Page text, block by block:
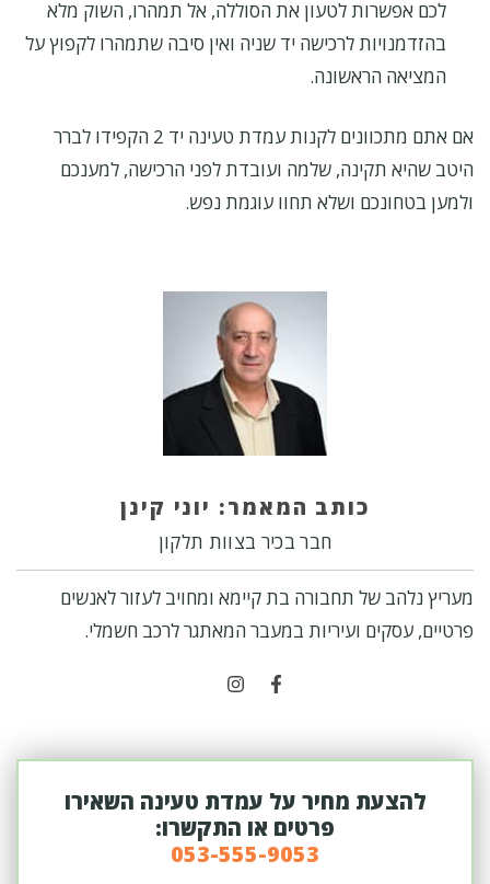
לכם אפשרות לטעון את הסוללה, אל תמהרו, השוק מלא
בהזדמנויות לרכישה יד שניה ואין סיבה שתמהרו לקפוץ על
המציאה הראשונה.
אם אתם מתכוונים לקנות עמדת טעינה יד 2 הקפידו לברר
היטב שהיא תקינה, שלמה ועובדת לפני הרכישה, למענכם
ולמען בטחונכם ושלא תחוו עוגמת נפש.
כותב המאמר: יוני קינן
חבר בכיר בצוות תלקון
מעריץ נלהב של תחבורה בת קיימא ומחויב לעזור לאנשים
פרטיים, עסקים ועיריות במעבר המאתגר לרכב חשמלי.
להצעת מחיר על עמדת טעינה השאירו
פרטים או התקשרו:
053-555-9053